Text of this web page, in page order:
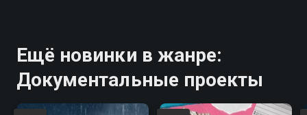
Ещё новинки в жанре:
Документальные проекты